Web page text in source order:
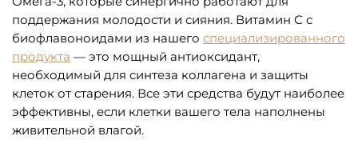
поддержания молодости и сияния. Витамин С с
биофлавоноидами из нашего специализированного
продукта — это мощный антиоксидант,
необходимый для синтеза коллагена и защиты
клеток от старения. Все эти средства будут наиболее
эффективны, если клетки вашего тела наполнены
живительной влагой.